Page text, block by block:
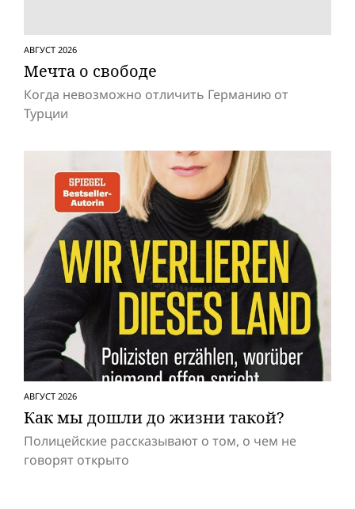
АВГУСТ 2026
Мечта о свободе
Когда невозможно отличить Германию от
Турции
АВГУСТ 2026
Как мы дошли до жизни такой?
Полицейские рассказывают о том, о чем не
говорят открыто